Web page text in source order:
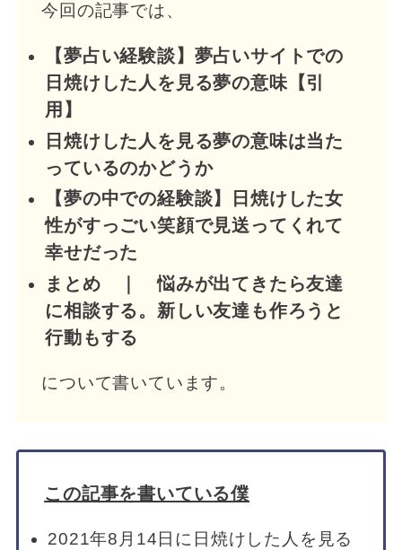
今回の記事では、
【夢占い経験談】夢占いサイトでの
日焼けした人を見る夢の意味【引
用】
日焼けした人を見る夢の意味は当た
っているのかどうか
【夢の中での経験談】日焼けした女
性がすっごい笑顔で見送ってくれて
幸せだった
まとめ ｜ 悩みが出てきたら友達
に相談する。新しい友達も作ろうと
行動もする
について書いています。
この記事を書いている僕
2021年8月14日に日焼けした人を見る